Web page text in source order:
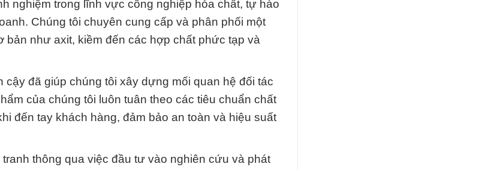
nghiệm trong lĩnh vực công nghiệp hóa chất, tự hào
Chúng tôi chuyên cung cấp và phân phối một
như axit, kiềm đến các hợp chất phức tạp và
đã giúp chúng tôi xây dựng mối quan hệ đối tác
của chúng tôi luôn tuân theo các tiêu chuẩn chất
đến tay khách hàng, đảm bảo an toàn và hiệu suất
thông qua việc đầu tư vào nghiên cứu và phát